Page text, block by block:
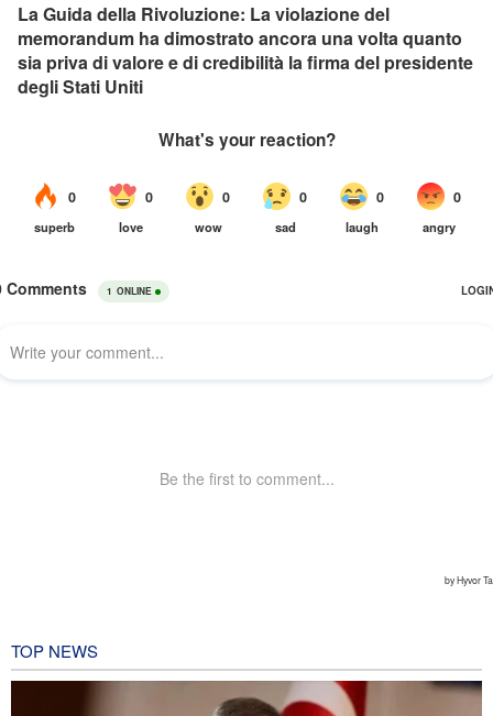
La Guida della Rivoluzione: La violazione del
memorandum ha dimostrato ancora una volta quanto
sia priva di valore e di credibilità la firma del presidente
degli Stati Uniti
TOP NEWS